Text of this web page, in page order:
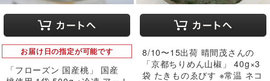
お届け日の指定が可能です
「フローズン 国産桃」 国産
8/10〜15出荷 晴間茂さんの
「京都ちりめん山椒」 40g×3
袋 たきものゑびす ※常温 ネコ